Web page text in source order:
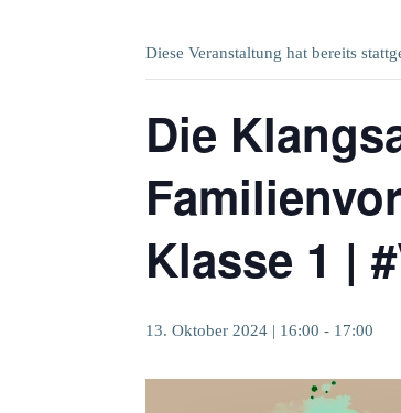
Diese Veranstaltung hat bereits
Die
Klasse 1 |
13. Oktober 2024 | 16:00 - 17:00